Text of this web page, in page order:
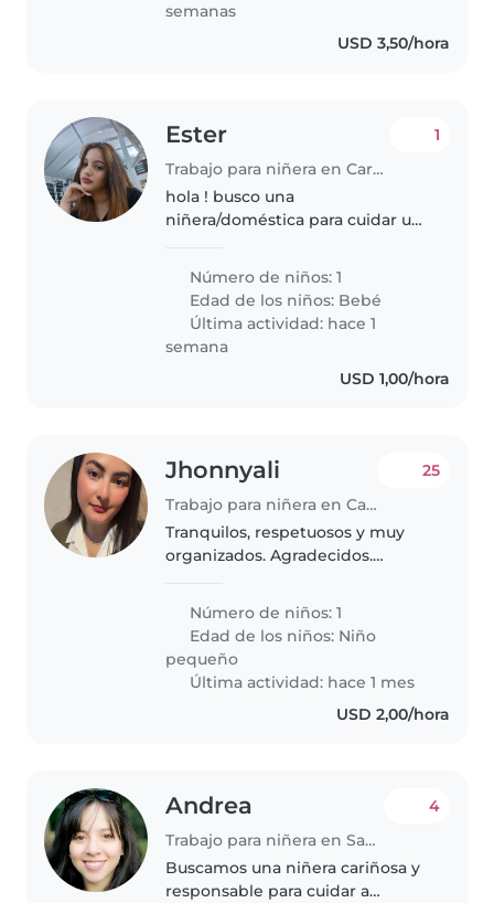
semanas
USD 3,50/hora
Ester
Trabajo para niñera en Caroní (Estado Bolívar)
1
hola ! busco una
niñera/doméstica para cuidar una
cuando te lo pida máximo 4
veces a la semana salteado
contactame si te interesa
Número de niños: 1
Edad de los niños: Bebé
Última actividad: hace 1
semana
USD 1,00/hora
Jhonnyali
Trabajo para niñera en Caracas
25
Tranquilos, respetuosos y muy
organizados. Agradecidos.
atención de la niña y estimular
sus juegos. Y estar atenta de sus
cosas personales. Necesitamos
buena..
Número de niños: 1
Edad de los niños: Niño
pequeño
Última actividad: hace 1 mes
USD 2,00/hora
Andrea
Trabajo para niñera en San Cristóbal
4
Buscamos una niñera cariñosa y
responsable para cuidar a